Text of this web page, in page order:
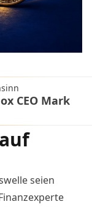
CEO Mark
seien